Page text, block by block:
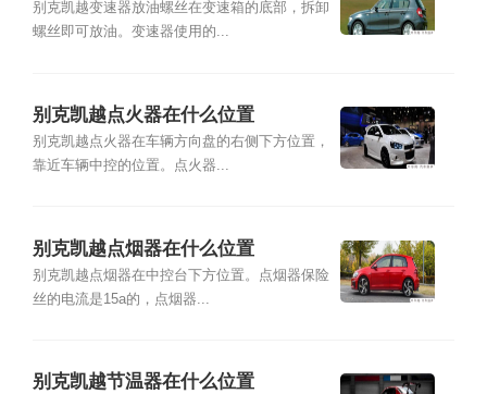
别克凯越变速器放油螺丝在变速箱的底部，拆卸
螺丝即可放油。变速器使用的...
别克凯越点火器在什么位置
别克凯越点火器在车辆方向盘的右侧下方位置，
靠近车辆中控的位置。点火器...
别克凯越点烟器在什么位置
别克凯越点烟器在中控台下方位置。点烟器保险
丝的电流是15a的，点烟器...
别克凯越节温器在什么位置